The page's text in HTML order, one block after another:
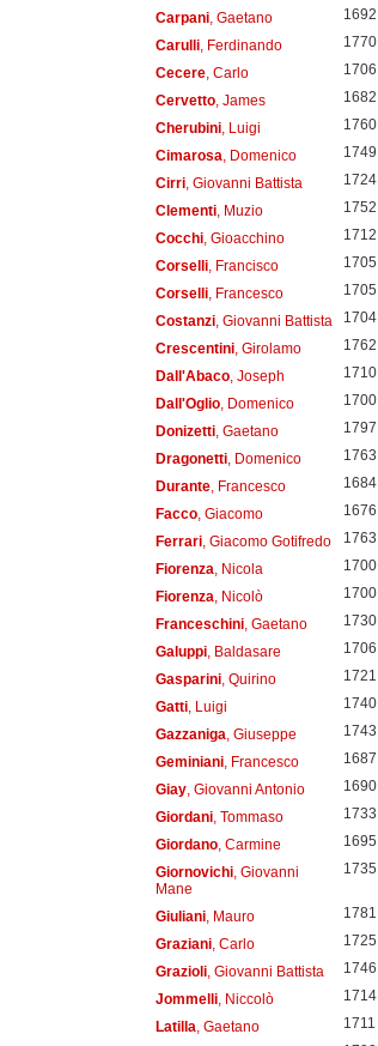
Carpani, Gaetano 1692
Carulli, Ferdinando 1770
Cecere, Carlo 1706
Cervetto, James 1682
Cherubini, Luigi 1760
Cimarosa , Domenico 1749
Cirri, Giovanni Battista 1724
Clementi, Muzio 1752
Cocchi, Gioacchino 1712
Corselli, Francisco 1705
Corselli, Francesco 1705
Costanzi, Giovanni Battista 1704
Crescentini, Girolamo 1762
Dall'Abaco, Joseph 1710
Dall'Oglio, Domenico 1700
Donizetti, Gaetano 1797
Dragonetti, Domenico 1763
Durante, Francesco 1684
Facco, Giacomo 1676
Ferrari, Giacomo Gotifredo 1763
Fiorenza , Nicola 1700
Fiorenza , Nicolò 1700
Franceschini, Gaetano 1730
Galuppi, Baldasare 1706
Gasparini, Quirino 1721
Gatti, Luigi 1740
Gazzaniga , Giuseppe 1743
Geminiani, Francesco 1687
Giay, Giovanni Antonio 1690
Giordani, Tommaso 1733
Giordano, Carmine 1695
Giornovichi, Giovanni
Mane
1735
Giuliani, Mauro 1781
Graziani, Carlo 1725
Grazioli, Giovanni Battista 1746
Jommelli, Niccolò 1714
Latilla , Gaetano 1711